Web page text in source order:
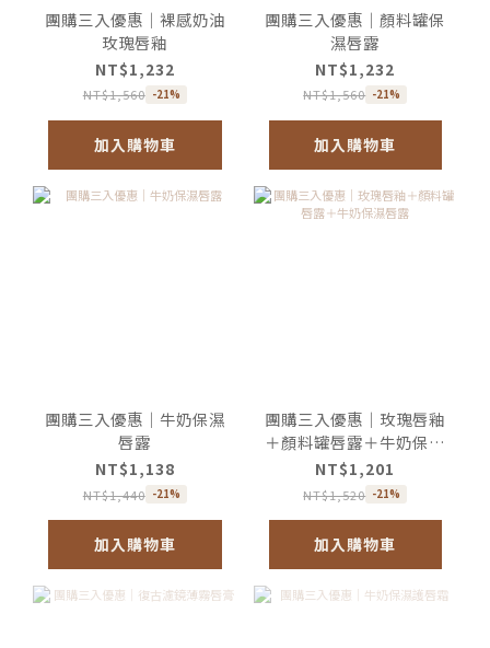
團購三入優惠｜裸感奶油
玫瑰唇釉
NT$1,232
NT$1,560 -21%
加入購物車
團購三入優惠｜顏料罐保
濕唇露
NT$1,232
NT$1,560 -21%
加入購物車
團購三入優惠｜牛奶保濕
唇露
NT$1,138
NT$1,440 -21%
加入購物車
團購三入優惠｜玫瑰唇釉
＋顏料罐唇露＋牛奶保濕
唇露
NT$1,201
NT$1,520 -21%
加入購物車